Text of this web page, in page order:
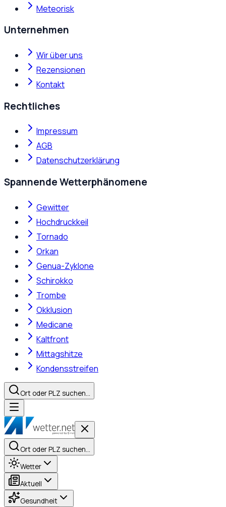
Meteorisk
Unternehmen
Wir über uns
Rezensionen
Kontakt
Rechtliches
Impressum
AGB
Datenschutzerklärung
Spannende Wetterphänomene
Gewitter
Hochdruckkeil
Tornado
Orkan
Genua-Zyklone
Schirokko
Trombe
Okklusion
Medicane
Kaltfront
Mittagshitze
Kondensstreifen
Ort oder PLZ suchen…
Ort oder PLZ suchen…
Wetter
Aktuell
Gesundheit